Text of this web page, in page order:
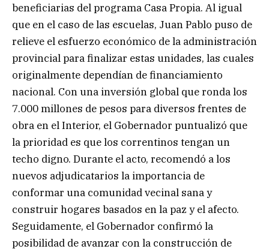
beneficiarias del programa Casa Propia. Al igual
que en el caso de las escuelas, Juan Pablo puso de
relieve el esfuerzo económico de la administración
provincial para finalizar estas unidades, las cuales
originalmente dependían de financiamiento
nacional. Con una inversión global que ronda los
7.000 millones de pesos para diversos frentes de
obra en el Interior, el Gobernador puntualizó que
la prioridad es que los correntinos tengan un
techo digno. Durante el acto, recomendó a los
nuevos adjudicatarios la importancia de
conformar una comunidad vecinal sana y
construir hogares basados en la paz y el afecto.
Seguidamente, el Gobernador confirmó la
posibilidad de avanzar con la construcción de